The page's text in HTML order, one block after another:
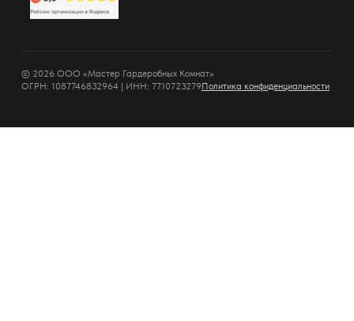
© 2026 ООО «Мастер Гардеробных Комнат»
ОГРН: 1087746832964 | ИНН: 7710723279Политика конфиденциальности